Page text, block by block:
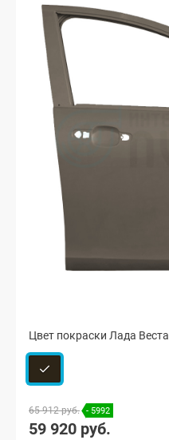
Цвет покраски Лада Веста
65 912 руб. - 5992
59 920 руб.